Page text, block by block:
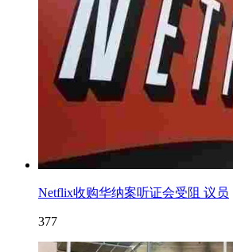
Netflix收购华纳案听证会受阻 议员
377